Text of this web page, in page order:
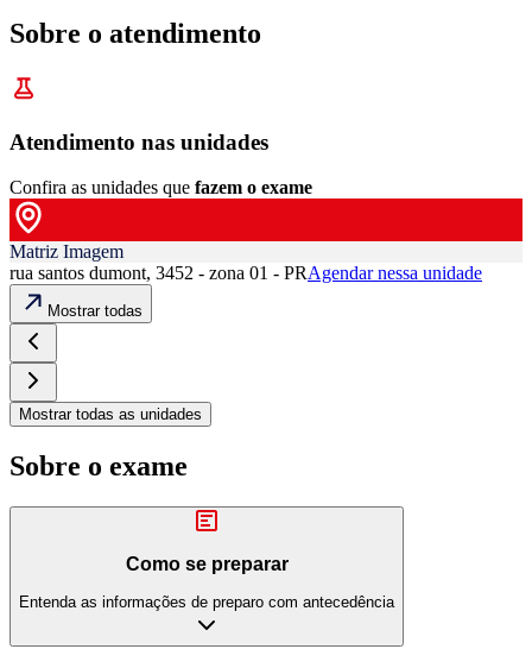
Sobre o atendimento
Atendimento nas unidades
Confira as unidades que fazem o exame
Matriz Imagem
rua santos dumont, 3452 - zona 01 - PRAgendar nessa unidade
Mostrar todas
Mostrar todas as unidades
Sobre o exame
Como se preparar
Entenda as informações de preparo com antecedência